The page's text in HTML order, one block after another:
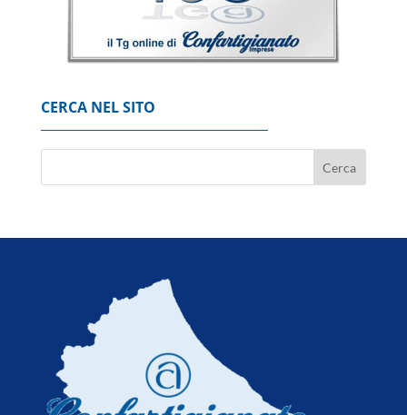
'Possibili crepe nella fusoliera', Usa ordinano
ispezione sui Boeing 737 Max
Codacons, su primo esodo estivo stangata
8 Agosto 2026
CERCA NEL SITO